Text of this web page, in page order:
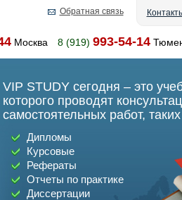
Обратная связь
Москва 8 (919) 993-54-14
VIP STUDY сегодня – это
которого проводят
самостоятельных работ, таких
Дипломы
Курсовые
Рефераты
Отчеты по практике
Диссертации